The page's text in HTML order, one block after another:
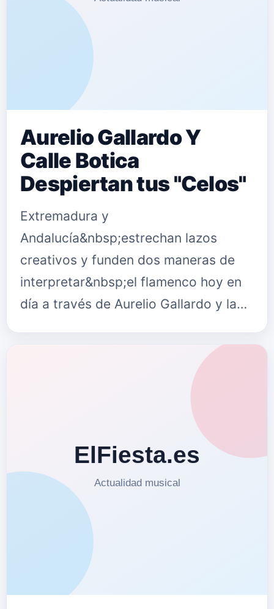
Aurelio Gallardo Y
Calle Botica
Despiertan tus "Celos"
Extremadura y
Andalucía&nbsp;estrechan lazos
creativos y funden dos maneras de
interpretar&nbsp;el flamenco hoy en
día a través de Aurelio Gallardo y la
Nicolás y Guille, más conocidos como